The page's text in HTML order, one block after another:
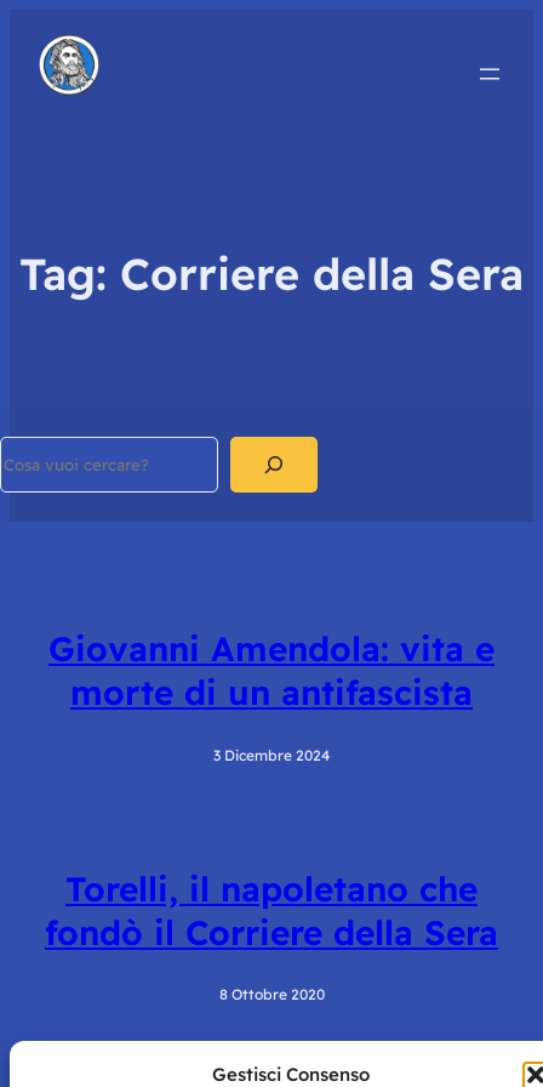
Gestisci Consenso
Tag: Corriere della Sera
Giovanni Amendola: vita e
morte di un antifascista
3 Dicembre 2024
Torelli, il napoletano che
fondò il Corriere della Sera
8 Ottobre 2020